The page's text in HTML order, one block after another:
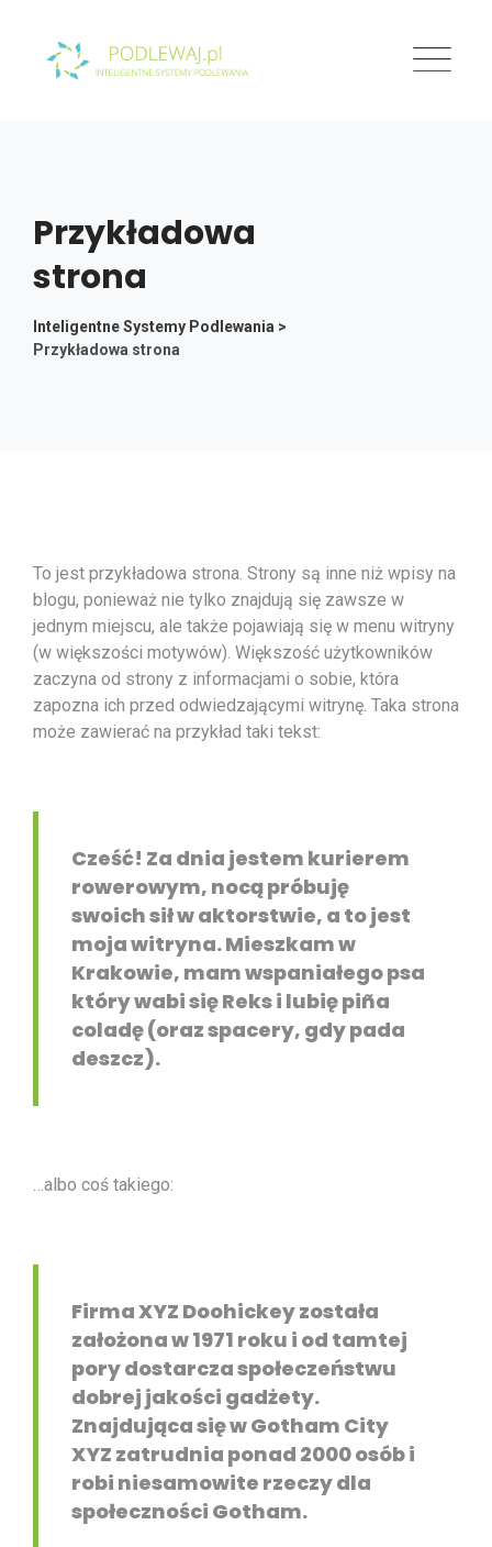
content
Przykładowa
strona
Inteligentne Systemy Podlewania >
Przykładowa strona
To jest przykładowa strona. Strony są inne niż wpisy na
blogu, ponieważ nie tylko znajdują się zawsze w
jednym miejscu, ale także pojawiają się w menu witryny
(w większości motywów). Większość użytkowników
zaczyna od strony z informacjami o sobie, która
zapozna ich przed odwiedzającymi witrynę. Taka strona
może zawierać na przykład taki tekst:
Cześć! Za dnia jestem kurierem
rowerowym, nocą próbuję
swoich sił w aktorstwie, a to jest
moja witryna. Mieszkam w
Krakowie, mam wspaniałego psa
który wabi się Reks i lubię piña
coladę (oraz spacery, gdy pada
deszcz).
…albo coś takiego:
Firma XYZ Doohickey została
założona w 1971 roku i od tamtej
pory dostarcza społeczeństwu
dobrej jakości gadżety.
Znajdująca się w Gotham City
XYZ zatrudnia ponad 2000 osób i
robi niesamowite rzeczy dla
społeczności Gotham.